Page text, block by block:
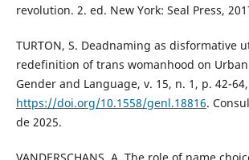
revolution. 2. ed. New York: Seal Press,
TURTON, S. Deadnaming as disformative
redefinition of trans womanhood on
Gender and Language, v. 15, n. 1, p. 42-
https://doi.org/10.1558/genl.18816.
de 2025.